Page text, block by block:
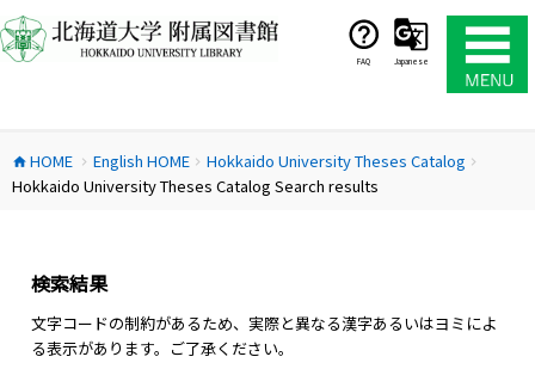
ン
テ
ス
キ
FAQ Japanese
home HOME chevron_right English HOMEchevron_right Hokkaido University Theses Catalog chevron_right
Hokkaido University Theses Catalog Search results
検索結果
文字コードの制約があるため、実際と異なる漢字あるいはヨミによ
る表示があります。ご了承ください。